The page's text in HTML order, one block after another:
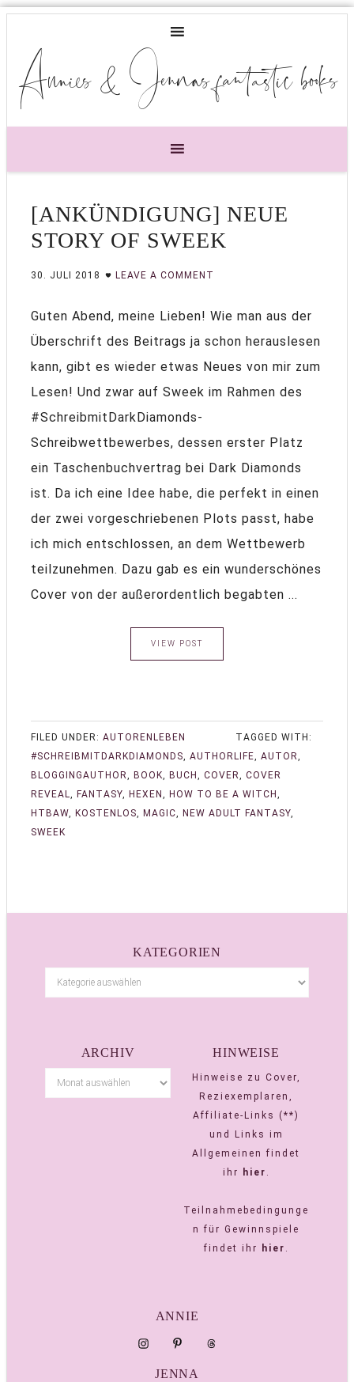
Annies & Jennas fantastic books
[ANKÜNDIGUNG] NEUE
STORY OF SWEEK
30. JULI 2018 LEAVE A COMMENT
Guten Abend, meine Lieben! Wie man aus der
Überschrift des Beitrags ja schon herauslesen
kann, gibt es wieder etwas Neues von mir zum
Lesen! Und zwar auf Sweek im Rahmen des
#SchreibmitDarkDiamonds-
Schreibwettbewerbes, dessen erster Platz
ein Taschenbuchvertrag bei Dark Diamonds
ist. Da ich eine Idee habe, die perfekt in einen
der zwei vorgeschriebenen Plots passt, habe
ich mich entschlossen, an dem Wettbewerb
teilzunehmen. Dazu gab es ein wunderschönes
Cover von der außerordentlich begabten ...
VIEW POST
FILED UNDER: AUTORENLEBEN
TAGGED WITH:
#SCHREIBMITDARKDIAMONDS, AUTHORLIFE, AUTOR,
BLOGGINGAUTHOR, BOOK, BUCH , COVER, COVER
REVEAL, FANTASY, HEXEN , HOW TO BE A WITCH ,
HTBAW, KOSTENLOS, MAGIC, NEW ADULT FANTASY,
SWEEK
KATEGORIEN
ARCHIV HINWEISE
Hinweise zu Cover,
Reziexemplaren,
Affiliate-Links (**)
und Links im
Allgemeinen findet
ihr
hier .
Teilnahmebedingunge
n für Gewinnspiele
findet ihr
hier .
ANNIE
JENNA